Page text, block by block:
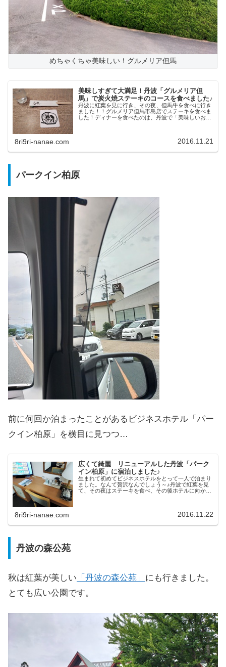
めちゃくちゃ美味しい！グルメリア但馬
美味しすぎて大満足！丹波「グルメリア但
馬」で炭火焼ステーキのコースを食べました♪
丹波に紅葉を見に行き、その夜、但馬牛を食べに行き
ました！！グルメリア但馬市島店でステーキを食べま
した！ディナーを食べたのは、丹波で「美味しいお
8ri9ri-nanae.com 2016.11.21
パークイン柏原
前に何回か泊まったことがあるビジネスホテル「パー
クイン柏原」を横目に見つつ…
広くて綺麗 リニューアルした丹波「パーク
イン柏原」に宿泊しました♪
生まれて初めてビジネスホテルをとって一人で泊まり
ました。なんて贅沢なんでしょう～♪丹波で紅葉を見
て、その夜はステーキを食べ、その後ホテルに向かい
8ri9ri-nanae.com 2016.11.22
丹波の森公苑
秋は紅葉が美しい 「丹波の森公苑」 にも行きました。
とても広い公園です。